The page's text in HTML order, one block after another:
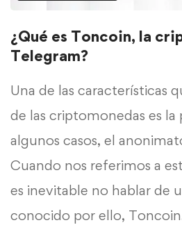
¿Qué es Toncoin, la
Telegram?
Una de las características
de las criptomonedas es la
algunos casos, el
Cuando nos referimos a
es inevitable no hablar de
conocido por ello,